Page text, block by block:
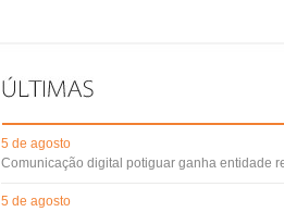
5 de agosto
Comunicação digital potiguar ganha entidade
5 de agosto